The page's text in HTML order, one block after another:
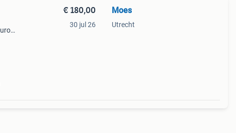
€ 180,00
30 jul 26
Moes
Utrecht